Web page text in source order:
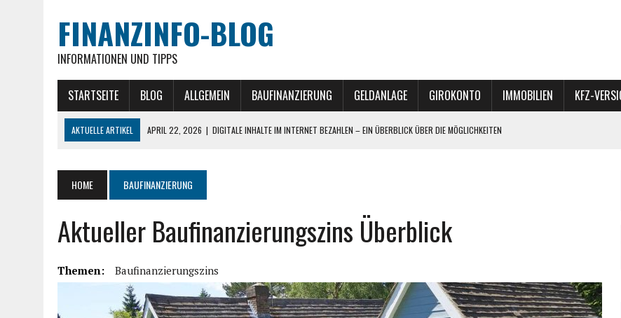
FINANZINFO-BLOG
INFORMATIONEN UND TIPPS
STARTSEITE BLOG ALLGEMEIN BAUFINANZIERUNG GELDANLAGE GIROKONTO IMMOBILIEN KFZ-
AKTUELLE ARTIKEL APRIL 22, 2026 | DIGITALE INHALTE IM INTERNET BEZAHLEN – EIN ÜBERBLICK ÜBER DIE MÖGLICHKEITEN
NOVEMBER 20, 2025 | GEWERBEIMMOBILIEN ALS INVESTITIONSKLASSE – DIVERSIFIKATION MIT POTENZIAL
JULI 30, 2026 | MITARBEITER MITNEHMEN: WIE MAN MONTEURE UND BÜRO-TEAM FÜR HEIZREPORT BEGEISTERT
HOME BAUFINANZIERUNG
Aktueller Baufinanzierungszins Überblick
Themen: Baufinanzierungszins